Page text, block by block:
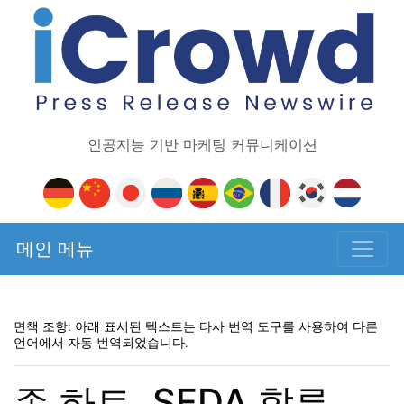
인공지능 기반 마케팅 커뮤니케이션
메인 메뉴
면책 조항: 아래 표시된 텍스트는 타사 번역 도구를 사용하여 다른
언어에서 자동 번역되었습니다.